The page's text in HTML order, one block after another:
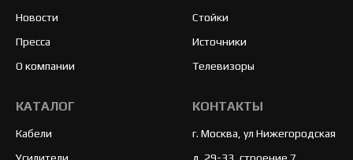
Новости
Пресса
О компании
Стойки
Источники
Телевизоры
КАТАЛОГ
Кабели
Усилители
КОНТАКТЫ
г. Москва, ул Нижегородская
д. 29-33, строение 7